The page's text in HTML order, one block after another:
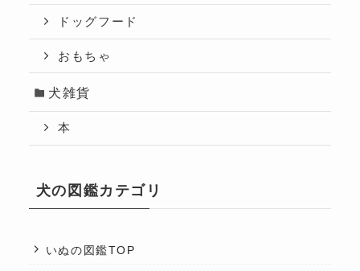
ドッグフード
おもちゃ
犬雑貨
本
犬の図鑑カテゴリ
いぬの図鑑TOP